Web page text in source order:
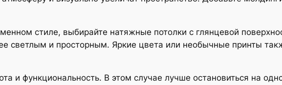
стиле, выбирайте натяжные потолки с глянцевой
светлым и просторным. Яркие цвета или необычные принты
и функциональность. В этом случае лучше остановиться на